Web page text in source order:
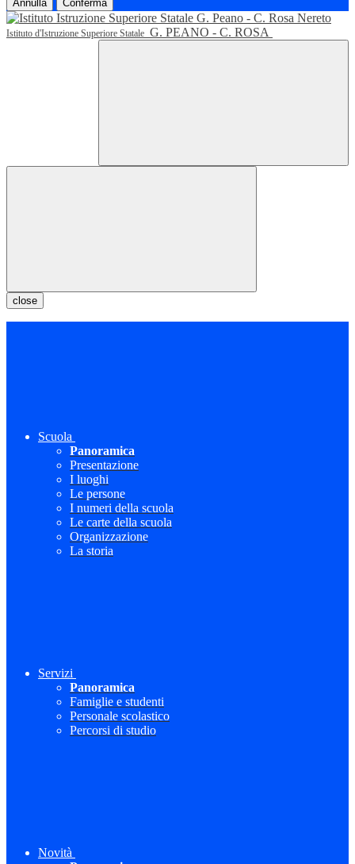
Annulla Conferma
Istituto d'Istruzione Superiore Statale G. PEANO - C. ROSA
close
Scuola
Panoramica
Presentazione
I luoghi
Le persone
I numeri della scuola
Le carte della scuola
Organizzazione
La storia
Servizi
Panoramica
Famiglie e studenti
Personale scolastico
Percorsi di studio
Novità